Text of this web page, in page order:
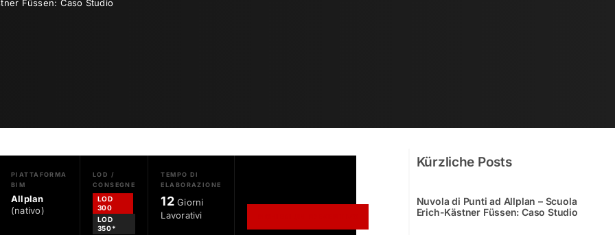
Füssen: Caso Studio
PIATTAFORMA
BIM
Allplan
(nativo)
LOD /
CONSEGNE
LOD
300
LOD
350*
TEMPO DI
ELABORAZIONE
12Giorni
Lavorativi
Kürzliche Posts
Nuvola di Punti ad Allplan – Scuola
Erich-Kästner Füssen: Caso Studio